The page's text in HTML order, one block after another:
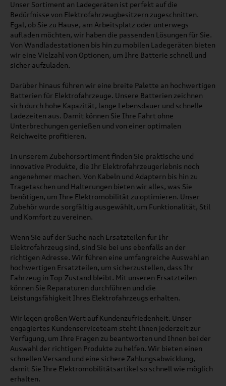
Unser Sortiment an Ladegeräten ist perfekt auf die
Bedürfnisse von Elektrofahrzeugbesitzern zugeschnitten.
Egal, ob Sie zu Hause, am Arbeitsplatz oder unterwegs
aufladen möchten, wir haben die passenden Lösungen für Sie.
Von Wandladestationen bis hin zu mobilen Ladegeräten bieten
wir eine Vielzahl von Optionen, um Ihre Batterie schnell und
sicher aufzuladen.
Darüber hinaus führen wir eine breite Palette an hochwertigen
Batterien für Elektrofahrzeuge. Unsere Batterien zeichnen
sich durch hohe Kapazität, lange Lebensdauer und schnelle
Ladezeiten aus. Damit können Sie Ihre Fahrt ohne
Unterbrechungen genießen und von einer optimalen
Reichweite profitieren.
In unserem Zubehörsortiment finden Sie praktische und
innovative Produkte, die Ihr Elektrofahrzeugerlebnis noch
angenehmer machen. Von Kabeln und Adaptern bis hin zu
Tragetaschen und Halterungen bieten wir alles, was Sie
benötigen, um Ihre Elektromobilität zu optimieren. Unser
Zubehör wurde sorgfältig ausgewählt, um Funktionalität, Stil
und Komfort zu vereinen.
Wenn Sie auf der Suche nach Ersatzteilen für Ihr
Elektrofahrzeug sind, sind Sie bei uns ebenfalls an der
richtigen Adresse. Wir führen eine umfangreiche Auswahl an
hochwertigen Ersatzteilen, um sicherzustellen, dass Ihr
Fahrzeug in Top-Zustand bleibt. Mit unseren Ersatzteilen
können Sie Reparaturen durchführen und die
Leistungsfähigkeit Ihres Elektrofahrzeugs erhalten.
Wir legen großen Wert auf Kundenzufriedenheit. Unser
engagiertes Kundenserviceteam steht Ihnen jederzeit zur
Verfügung, um Ihre Fragen zu beantworten und Ihnen bei der
Auswahl der richtigen Produkte zu helfen. Wir bieten einen
schnellen Versand und eine sichere Zahlungsabwicklung,
damit Sie Ihre Elektromobilitätsartikel so schnell wie möglich
erhalten.